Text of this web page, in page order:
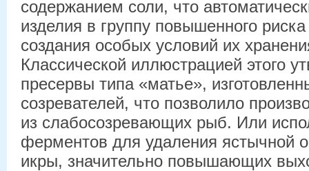
содержанием соли, что
изделия в группу повышенного
создания особых условий их
Классической иллюстрацией этого
пресервы типа «матье»,
созревателей, что позволило
из слабосозревающих рыб. Или
ферментов для удаления ястычной
икры, значительно повышающих